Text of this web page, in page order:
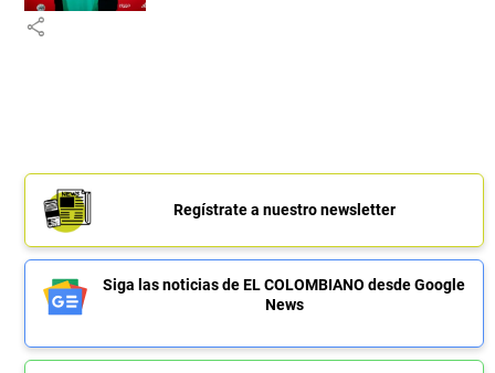
share
Regístrate a nuestro newsletter
Siga las noticias de EL COLOMBIANO desde Google
News